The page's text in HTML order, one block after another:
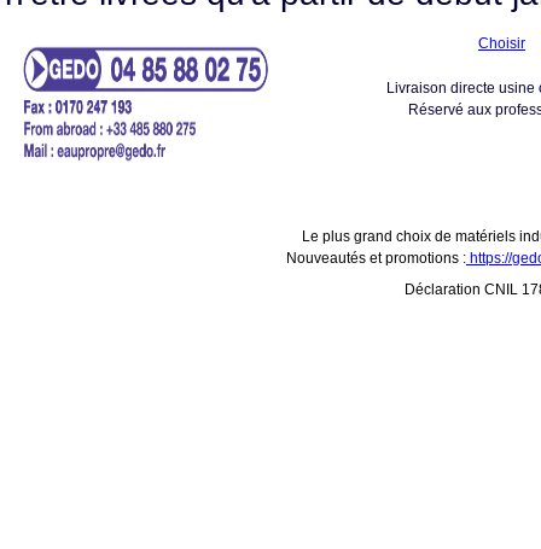
Choisir
Livraison directe usine
Réservé aux
Le plus grand choix de matériels
Nouveautés et promotions : https://
Déclaration CNIL